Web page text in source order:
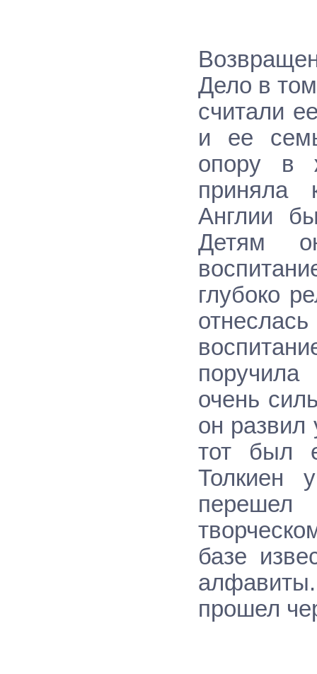
Дело в
считали
и ее
опору в
приняла
Англии
Детям
глубоко
очень
он развил
тот был
Толкиен
базе
прошел